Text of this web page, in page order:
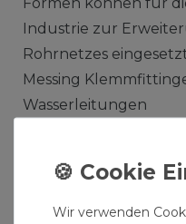
Industrie zur
Rohrnetzes
Messing
Wasserleitungen
Messing
Wir verwenden